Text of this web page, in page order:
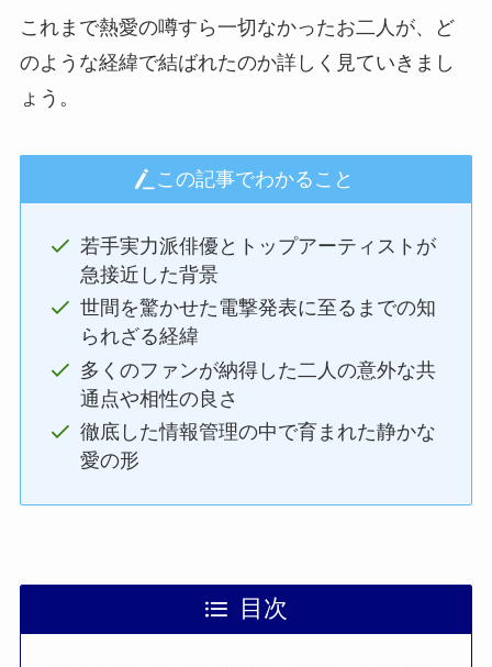
これまで熱愛の噂すら一切なかったお二人が、ど
のような経緯で結ばれたのか詳しく見ていきまし
ょう。
この記事でわかること
若手実力派俳優とトップアーティストが
急接近した背景
世間を驚かせた電撃発表に至るまでの知
られざる経緯
多くのファンが納得した二人の意外な共
通点や相性の良さ
徹底した情報管理の中で育まれた静かな
愛の形
目次